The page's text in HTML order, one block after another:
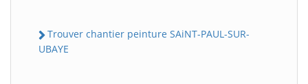
Trouver chantier peinture SAiNT-PAUL-SUR-
UBAYE